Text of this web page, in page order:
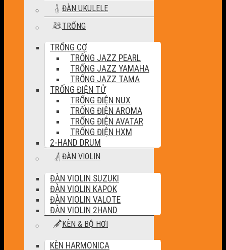
ĐÀN UKULELE
TRỐNG
TRỐNG CƠ
TRỐNG JAZZ PEARL
TRỐNG JAZZ YAMAHA
TRỐNG JAZZ TAMA
TRỐNG ĐIỆN TỬ
TRỐNG ĐIỆN NUX
TRỐNG ĐIỆN AROMA
TRỐNG ĐIỆN AVATAR
TRỐNG ĐIỆN HXM
2-HAND DRUM
ĐÀN VIOLIN
ĐÀN VIOLIN SUZUKI
ĐÀN VIOLIN KAPOK
ĐÀN VIOLIN VALOTE
ĐÀN VIOLIN 2HAND
KÈN & BỘ HƠI
KÈN HARMONICA